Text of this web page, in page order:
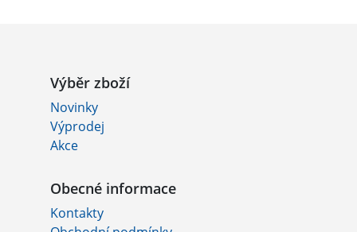
Výběr zboží
Novinky
Výprodej
Akce
Obecné informace
Kontakty